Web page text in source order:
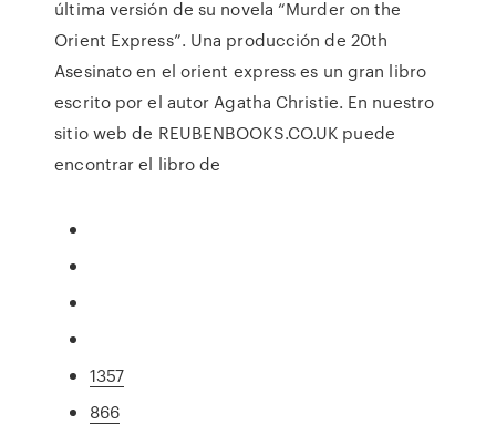
última versión de su novela “Murder on the
Orient Express”. Una producción de 20th
Asesinato en el orient express es un gran libro
escrito por el autor Agatha Christie. En nuestro
sitio web de REUBENBOOKS.CO.UK puede
encontrar el libro de
1357
866